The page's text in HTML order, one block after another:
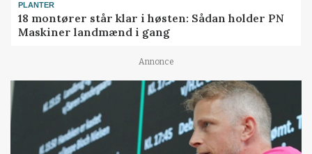
PLANTER
18 montører står klar i høsten: Sådan holder PN
Maskiner landmænd i gang
Annonce